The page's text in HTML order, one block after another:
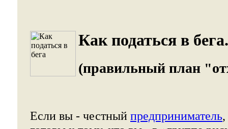
Как податься в бега.
(правильный план
Если вы - честный предприниматель